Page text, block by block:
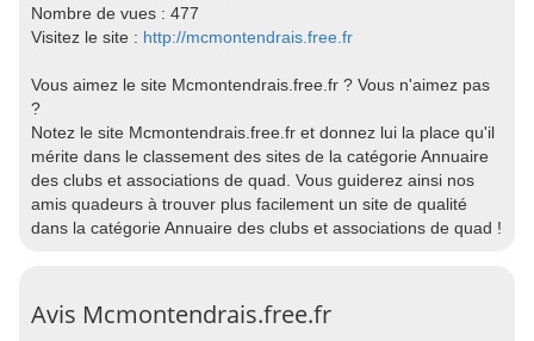
Nombre de vues : 477
Visitez le site : http://mcmontendrais.free.fr
Vous aimez le site Mcmontendrais.free.fr ? Vous n'aimez pas
?
Notez le site Mcmontendrais.free.fr et donnez lui la place qu'il
mérite dans le classement des sites de la catégorie Annuaire
des clubs et associations de quad. Vous guiderez ainsi nos
amis quadeurs à trouver plus facilement un site de qualité
dans la catégorie Annuaire des clubs et associations de quad !
Avis Mcmontendrais.free.fr